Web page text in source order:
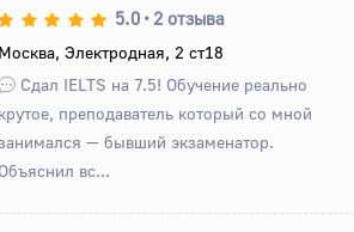
5.0 • 2 отзыва
Москва, Электродная, 2 ст18
Сдал IELTS на 7.5! Обучение реально
крутое, преподаватель который со мной
— бывший экзаменатор.
Объяснил вс...